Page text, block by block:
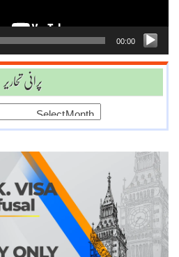
00:00
پرانی تحاریر